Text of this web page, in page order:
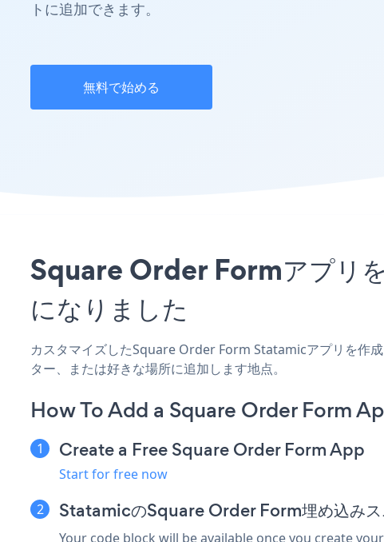
トに追加できます。
無料で始める
Square Order Formアプリ
になりました
カスタマイズしたSquare Order Form Statamicアプリを作
ター、または好きな場所に追加します地点。
How To Add a Square Order Form
Create a Free Square Order Form App
Start for free now
StatamicのSquare Order Form埋め込みス
Your code block will be available once you create